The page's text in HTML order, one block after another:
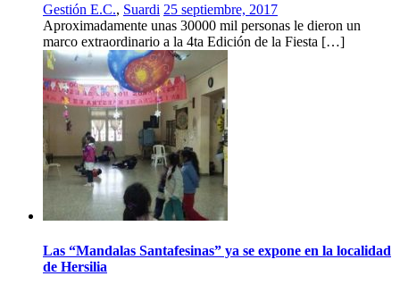
Gestión E.C., Suardi 25 septiembre, 2017
Aproximadamente unas 30000 mil personas le dieron un
marco extraordinario a la 4ta Edición de la Fiesta […]
Las “Mandalas Santafesinas” ya se expone en la localidad
de Hersilia